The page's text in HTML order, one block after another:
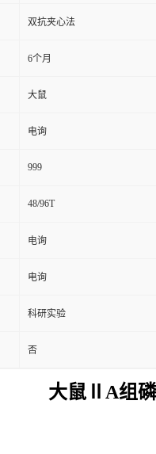
双抗夹心法
6个月
大鼠
电询
999
48/96T
电询
电询
科研实验
否
大鼠ⅡA组